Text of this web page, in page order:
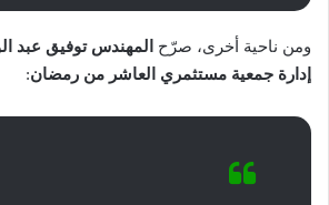
ومن ناحية أخرى، صرّح
المهندس توفيق عبد
إدارة جمعية مستثمري العاشر من رمضان: